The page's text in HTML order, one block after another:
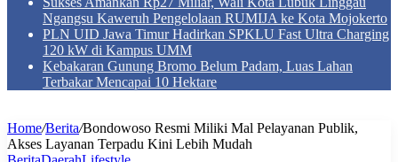
Ngangsu Kaweruh Pengelolaan RUMIJA ke Kota Mojokerto
PLN UID Jawa Timur Hadirkan SPKLU Fast Ultra Charging
120 kW di Kampus UMM
Kebakaran Gunung Bromo Belum Padam, Luas Lahan
Terbakar Mencapai 10 Hektare
Home/Berita/Bondowoso Resmi Miliki Mal Pelayanan Publik,
Akses Layanan Terpadu Kini Lebih Mudah